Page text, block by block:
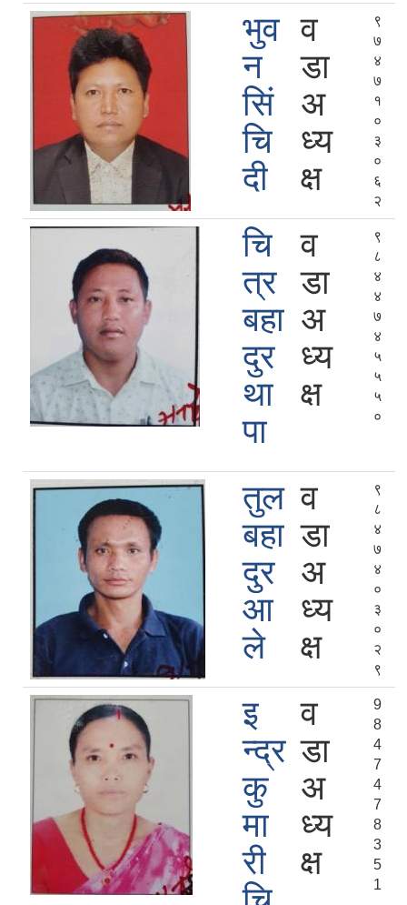
भुव
न
सिं
चि
दी
व
डा
अ
ध्य
क्ष
९
७
४
७
१
०
३
०
६
२
चि
त्र
बहा
दुर
था
पा
व
डा
अ
ध्य
क्ष
९
८
४
४
७
४
५
५
५
०
तुल
बहा
दुर
आ
ले
व
डा
अ
ध्य
क्ष
९
८
४
७
४
०
३
०
२
९
इ
न्द्र
कु
मा
री
व
डा
अ
ध्य
क्ष
9
8
4
7
4
7
8
3
5
1